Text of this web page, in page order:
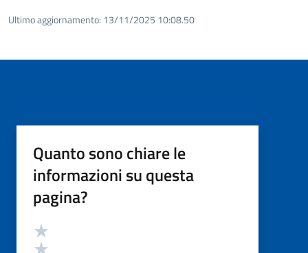
Ultimo aggiornamento: 13/11/2025 10:08.50
Quanto sono chiare le
informazioni su questa
pagina?
Valutazione